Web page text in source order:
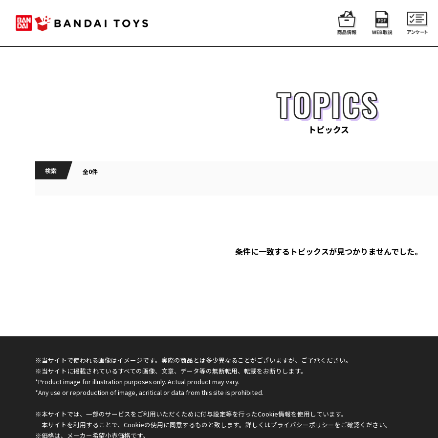
TOPICS
トピックス
検索 全0件
条件に一致するトピックスが見つかりませんでした。
※当サイトで使われる画像はイメージです。実際の商品とは多少異なることがございますが、ご了承ください。
※当サイトに掲載されているすべての画像、文章、データ等の無断転用、転載をお断りします。
*Product image for illustration purposes only. Actual product may vary.
*Any use or reproduction of image, acritical or data from this site is prohibited.
※本サイトでは、一部のサービスをご利用いただくために付与設定等を行ったCookie情報を使用しています。
本サイトを利用することで、Cookieの使用に同意するものと致します。詳しくはプライバシーポリシーをご確認ください。
※価格は、メーカー希望小売価格です。